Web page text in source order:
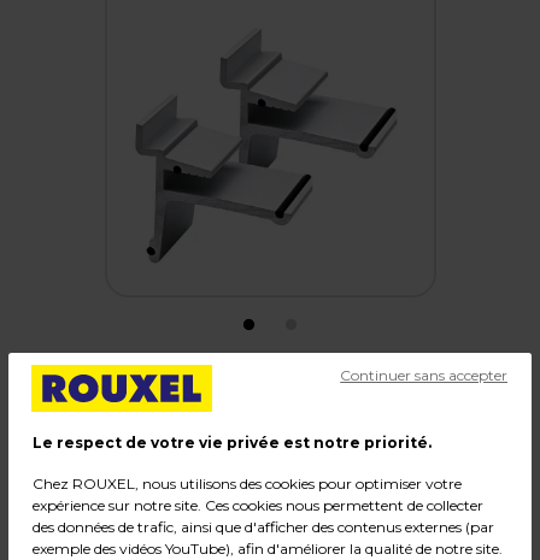
Pince métal pour tablette verre ép.6 mm sur
panneau rainuré - Gris - Lot de 2
Code :18433
Couleur : Gris
Matière : Aluminium
Le respect de votre vie privée est notre priorité.
Chez ROUXEL, nous utilisons des cookies pour optimiser votre
expérience sur notre site. Ces cookies nous permettent de collecter
des données de trafic, ainsi que d'afficher des contenus externes (par
exemple des vidéos YouTube), afin d'améliorer la qualité de notre site.
Continuer sans accepter